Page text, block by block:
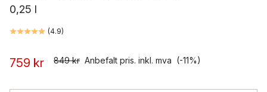
0,25 l
(4.9)
759 kr 849 kr Anbefalt pris. inkl. mva (-11%)